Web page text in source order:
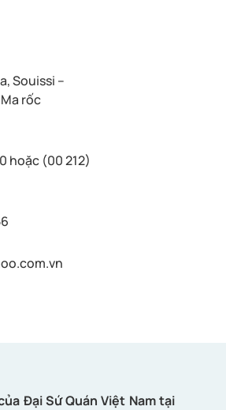
Souissi –
rốc
hoặc (00 212)
Đại Sứ Quán Việt Nam tại